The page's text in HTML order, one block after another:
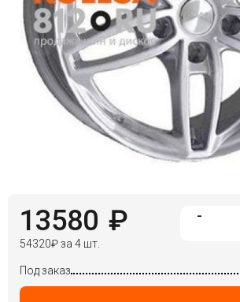
13580 ₽
54320₽за 4 шт.
-
Под заказ